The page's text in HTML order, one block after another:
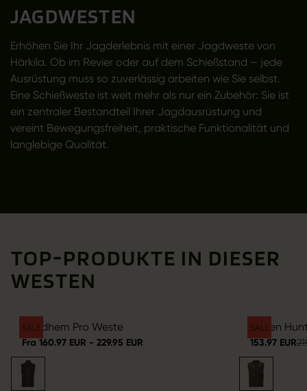
JAGDWESTEN
Erhöhen Sie Ihr Jagderlebnis mit einer Jagdweste von
Härkila. Ob im Revier oder auf dem Schießstand – jede
Ausrüstung muss so zuverlässig arbeiten wie Sie selbst.
Eine Schießweste ist weit mehr als nur ein Zubehör: Sie ist
ein zentraler Bestandteil Ihrer Jagdausrüstung und
vereint Bewegungsfreiheit, praktische Funktionalität und
langlebige Qualität.
TOP-PRODUKTE IN DIESER
WESTEN
SALE
Sandhem Pro Weste
Fra 160.97 EUR - 229.95 EUR
SALE
Driven
153.97 EUR